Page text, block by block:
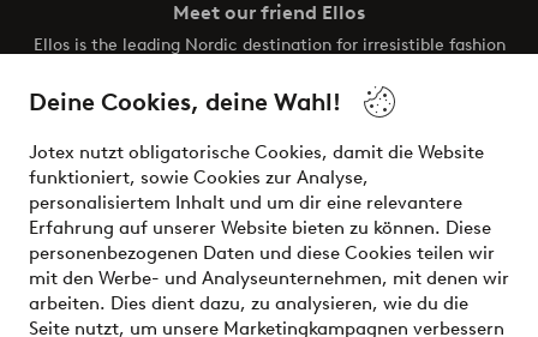
Deine Cookies, deine Wahl!
Jotex nutzt obligatorische Cookies, damit die Website
funktioniert, sowie Cookies zur Analyse,
personalisiertem Inhalt und um dir eine relevantere
Erfahrung auf unserer Website bieten zu können. Diese
personenbezogenen Daten und diese Cookies teilen wir
mit den Werbe- und Analyseunternehmen, mit denen wir
arbeiten. Dies dient dazu, zu analysieren, wie du die
Seite nutzt, um unsere Marketingkampagnen verbessern
Meet our friend Ellos
Ellos is the leading Nordic destination for irresistible fashion
the latest trends, curated to make finding your next look
effortless. It’s all here.
Visit Ellos
Sichere Zahlungen - Jetzt bezahlen oder aufteilen
Möchtest du mehr über unsere